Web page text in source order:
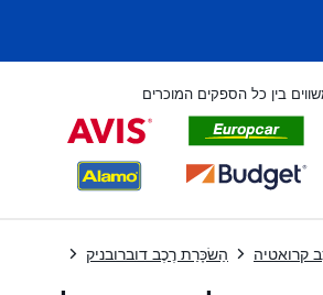
בין כל הספקים המוכרים
קרואטיה הַשׂכָּרַת רֶכֶב דוברובניק